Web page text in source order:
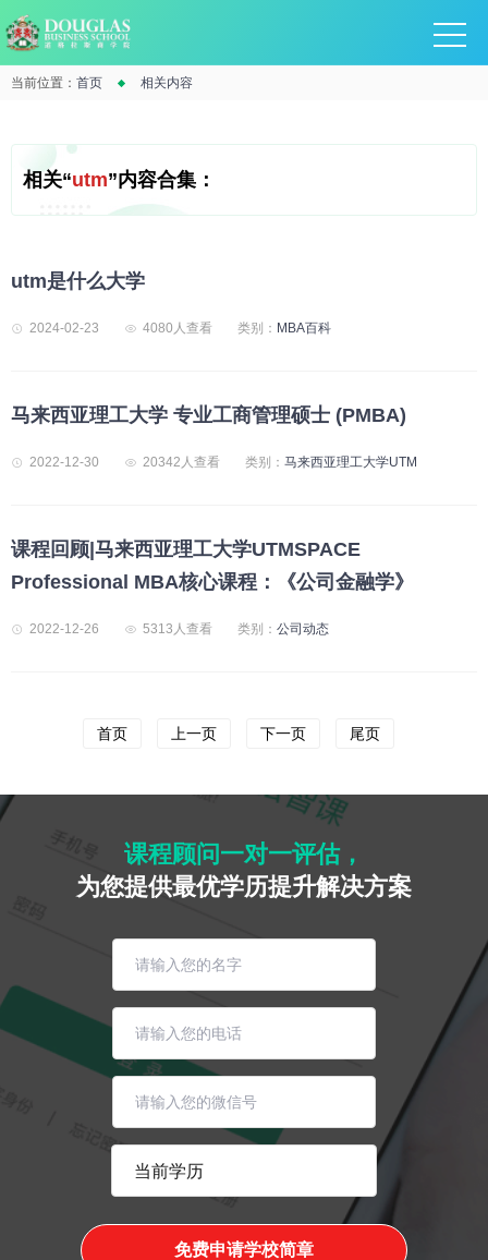
当前位置： 首页 相关内容
相关“utm”内容合集：
​utm是什么大学
2024-02-23 4080人查看 类别： MBA百科
马来西亚理工大学 专业工商管理硕士 (PMBA)
2022-12-30 20342人查看 类别： 马来西亚理工大学UTM
课程回顾|马来西亚理工大学UTMSPACE
Professional MBA核心课程：《公司金融学》
2022-12-26 5313人查看 类别： 公司动态
首页 上一页 下一页 尾页
课程顾问一对一评估，
为您提供最优学历提升解决方案
免费申请学校简章